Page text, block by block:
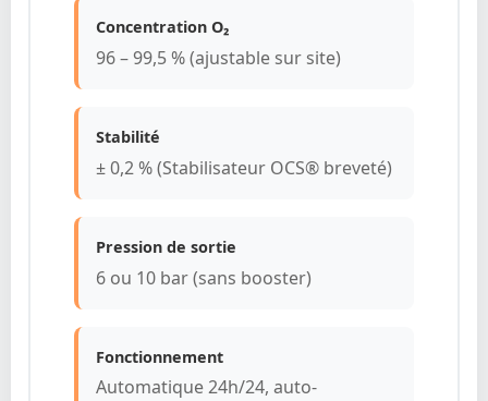
Concentration O₂
96 – 99,5 % (ajustable sur site)
Stabilité
± 0,2 % (Stabilisateur OCS® breveté)
Pression de sortie
6 ou 10 bar (sans booster)
Fonctionnement
Automatique 24h/24, auto-